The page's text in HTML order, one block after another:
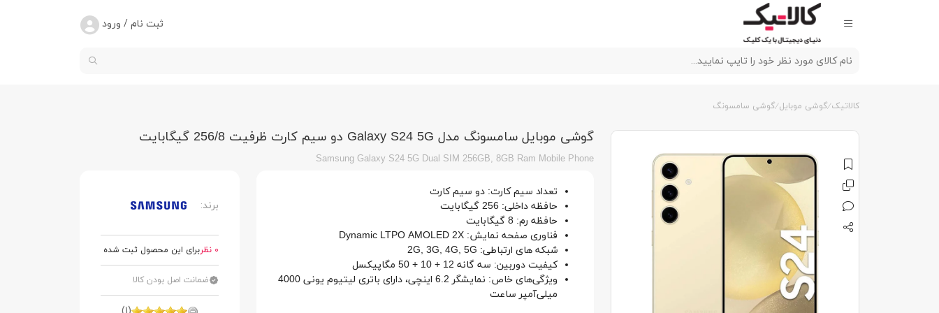
ثبت نام / ورود
کالاتیک گوشی موبایل گوشی سامسونگ
گوشی موبایل سامسونگ مدل Galaxy S24 5G دو سیم کارت ظرفیت 256/8 گیگابایت
Samsung Galaxy S24 5G Dual SIM 256GB, 8GB Ram Mobile Phone
تعداد سیم کارت: دو سیم کارت
حافظه داخلی: 256 گیگابایت
حافظه رم: 8 گیگابایت
فناوری صفحه نمایش: Dynamic LTPO AMOLED 2X
شبکه های ارتباطی: 2G, 3G, 4G, 5G
کیفیت دوربین: سه گانه 12 + 10 + 50 مگاپیکسل
ویژگی‌های خاص: نمایشگر 6.2 اینچی، دارای باتری لیتیوم یونی 4000
میلی‌آمپر ساعت
برند:
0 نظر برای این محصول ثبت شده
ضمانت اصل بودن کالا